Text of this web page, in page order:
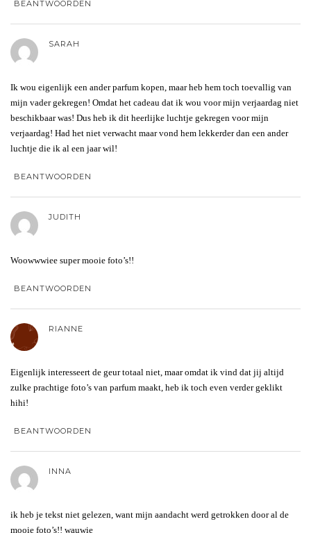
BEANTWOORDEN
SARAH
Ik wou eigenlijk een ander parfum kopen, maar heb hem toch toevallig van
mijn vader gekregen! Omdat het cadeau dat ik wou voor mijn verjaardag niet
beschikbaar was! Dus heb ik dit heerlijke luchtje gekregen voor mijn
verjaardag! Had het niet verwacht maar vond hem lekkerder dan een ander
luchtje die ik al een jaar wil!
BEANTWOORDEN
JUDITH
Woowwwiee super mooie foto’s!!
BEANTWOORDEN
RIANNE
Eigenlijk interesseert de geur totaal niet, maar omdat ik vind dat jij altijd
zulke prachtige foto’s van parfum maakt, heb ik toch even verder geklikt
hihi!
BEANTWOORDEN
INNA
ik heb je tekst niet gelezen, want mijn aandacht werd getrokken door al de
mooie foto’s!! wauwie